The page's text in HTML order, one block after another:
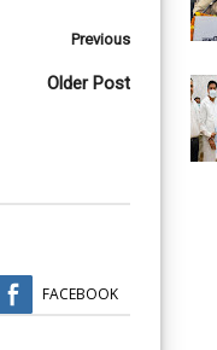
Previous
Older Post
FACEBOOK